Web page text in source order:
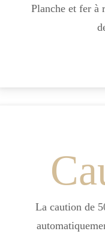
Planche et fer à
La caution de